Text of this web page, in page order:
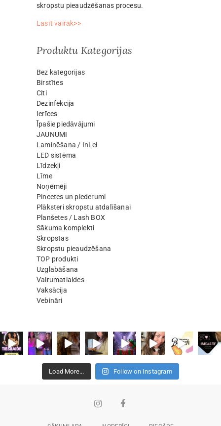
skropstu pieaudzēšanas procesu.
Lasīt vairāk>>
Produktu Kategorijas
Bez kategorijas
Birstītes
Citi
Dezinfekcija
Ierīces
Īpašie piedāvājumi
JAUNUMI
Laminēšana / InLei
LED sistēma
Līdzekļi
Līme
Noņēmēji
Pincetes un piederumi
Plāksteri skropstu atdalīšanai
Planšetes / Lash BOX
Sākuma komplekti
Skropstas
Skropstu pieaudzēšana
TOP produkti
Uzglabāšana
Vairumatlaides
Vaksācija
Vebināri
Load More... Follow on Instagram
InstagramFacebook